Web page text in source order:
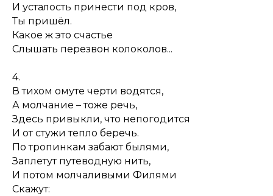
И усталость принести под кров,
Ты пришёл.
Какое ж это счастье
Слышать перезвон колоколов...
4.
В тихом омуте черти водятся,
А молчание – тоже речь,
Здесь привыкли, что непогодится
И от стужи тепло беречь.
По тропинкам забают былями,
Заплетут путеводную нить,
И потом молчаливыми Филями
Скажут: